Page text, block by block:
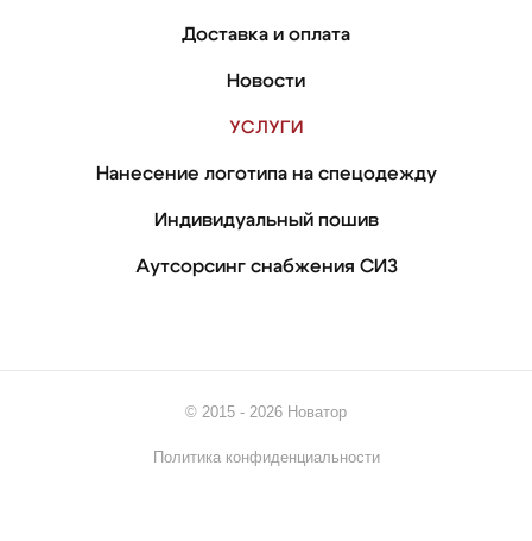
Доставка и оплата
Новости
УСЛУГИ
Нанесение логотипа на спецодежду
Индивидуальный пошив
Аутсорсинг снабжения СИЗ
© 2015 - 2026 Новатор
Политика конфиденциальности